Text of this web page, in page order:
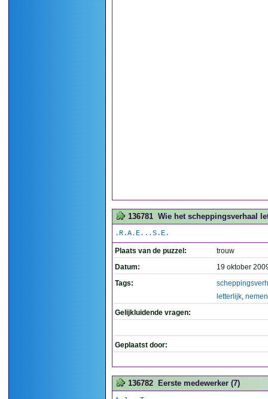
136781 Wie het scheppingsverhaal
.R.A.E...S.E.
Plaats van de puzzel:
trouw
Datum:
19 oktober
Tags:
letterlijk, nemen
Gelijkluidende vragen:
Geplaatst door:
136782 Eerste medewerker (7)